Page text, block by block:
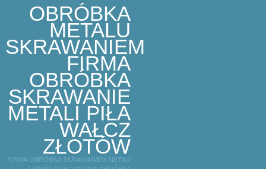
OBRÓBKA
METALU
SKRAWANIEM
FIRMA
OBRÓBKA
SKRAWANIE
METALI PIŁA
WAŁCZ
ZŁOTÓW
FIRMA OBRÓBKA SKRAWANIEM METALI